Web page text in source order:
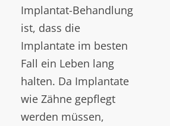
Implantat-Behandlung
ist, dass die
Implantate im besten
Fall ein Leben lang
halten. Da Implantate
wie Zähne gepflegt
werden müssen,